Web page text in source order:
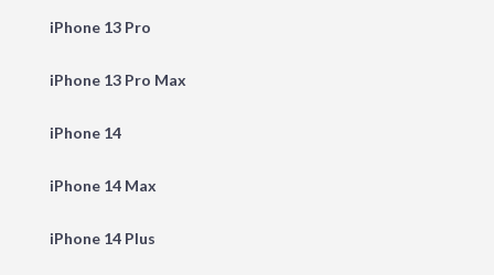
iPhone 13 Pro
iPhone 13 Pro Max
iPhone 14
iPhone 14 Max
iPhone 14 Plus